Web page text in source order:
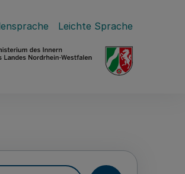
Leichte Sprache